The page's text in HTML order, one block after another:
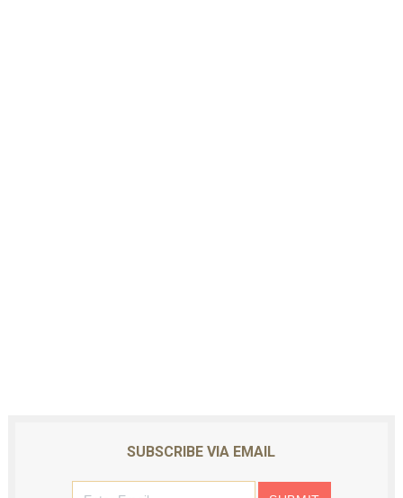
SUBSCRIBE VIA EMAIL